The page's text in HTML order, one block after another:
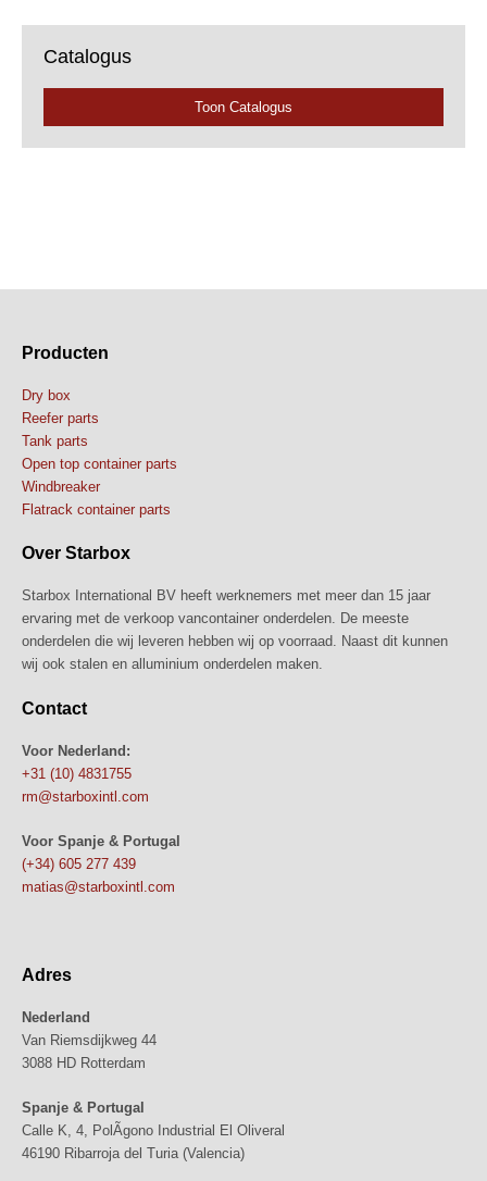
Catalogus
Toon Catalogus
Producten
Dry box
Reefer parts
Tank parts
Open top container parts
Windbreaker
Flatrack container parts
Over Starbox
Starbox International BV heeft werknemers met meer dan 15 jaar
ervaring met de verkoop vancontainer onderdelen. De meeste
onderdelen die wij leveren hebben wij op voorraad. Naast dit kunnen
wij ook stalen en alluminium onderdelen maken.
Contact
Voor Nederland:
+31 (10) 4831755
rm@starboxintl.com
Voor Spanje & Portugal
(+34) 605 277 439
matias@starboxintl.com
Adres
Nederland
Van Riemsdijkweg 44
3088 HD Rotterdam
Spanje & Portugal
Calle K, 4, PolÃ­gono Industrial El Oliveral
46190 Ribarroja del Turia (Valencia)